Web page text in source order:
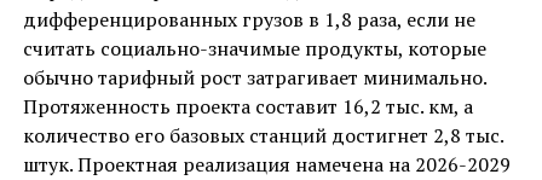
дифференцированных грузов в 1,8 раза, если не
считать социально-значимые продукты, которые
обычно тарифный рост затрагивает минимально.
Протяженность проекта составит 16,2 тыс. км, а
количество его базовых станций достигнет 2,8 тыс.
штук. Проектная реализация намечена на 2026-2029